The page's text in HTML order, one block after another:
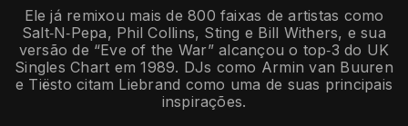
Ele já remixou mais de 800 faixas de artistas como
Salt‑N‑Pepa, Phil Collins, Sting e Bill Withers, e sua
versão de “Eve of the War” alcançou o top‑3 do UK
Singles Chart em 1989. DJs como Armin van Buuren
e Tiësto citam Liebrand como uma de suas principais
inspirações.